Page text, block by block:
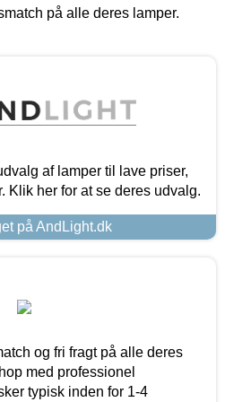
på alle deres lamper.
af lamper til lave priser,
Klik her for at se deres udvalg.
på AndLight.dk
og fri fragt på alle deres
med professionel
typisk inden for 1-4